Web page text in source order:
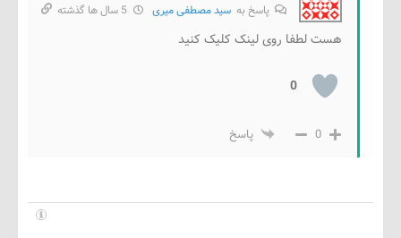
پاسخ به سید مصطفی میری 5 سال ها گذشته
هست لطفا روی لینک کلیک کنید
پاسخ